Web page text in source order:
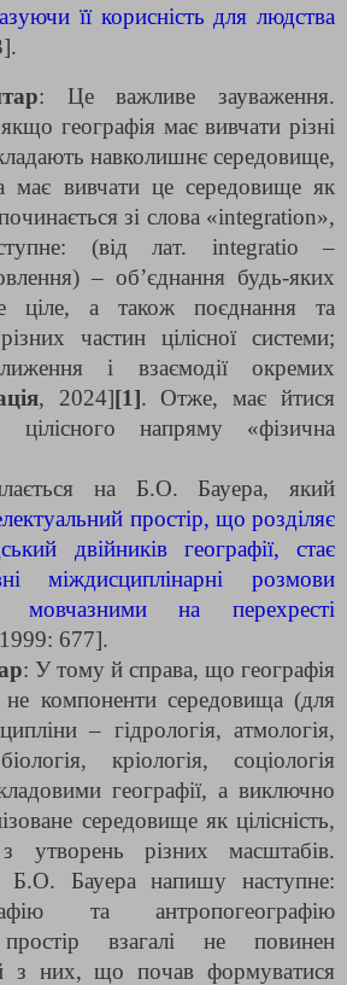
її корисність для людства
: Це важливе зауваження.
географія має вивчати різні
навколишнє середовище,
має вивчати це середовище як
зі слова «integration»,
(від лат. integratio –
– об’єднання будь-яких
ціле, а також поєднання та
частин цілісної системи;
і взаємодії окремих
, 2024][1]. Отже, має йтися
напряму «фізична
на Б.О. Бауера, який
простір, що розділяє
двійників географії, стає
міждисциплінарні розмови
мовчазними на перехресті
677].
: У тому й справа, що географія
не компоненти середовища (для
– гідрологія, атмологія,
кріологія, соціологія
географії, а виключно
середовище як цілісність,
утворень різних масштабів.
Б.О. Бауера напишу наступне:
та антропогеографію
простір взагалі не повинен
з них, що почав формуватися